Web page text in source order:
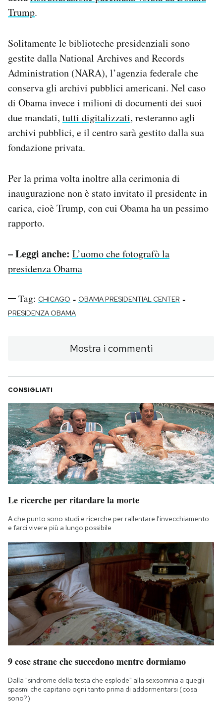
Trump.
Solitamente le biblioteche presidenziali sono
gestite dalla National Archives and Records
Administration (NARA), l’agenzia federale che
conserva gli archivi pubblici americani. Nel caso
di Obama invece i milioni di documenti dei suoi
due mandati, tutti digitalizzati, resteranno agli
archivi pubblici, e il centro sarà gestito dalla sua
fondazione privata.
Per la prima volta inoltre alla cerimonia di
inaugurazione non è stato invitato il presidente in
carica, cioè Trump, con cui Obama ha un pessimo
rapporto.
– Leggi anche: L’uomo che fotografò la
presidenza Obama
Tag: CHICAGO - OBAMA PRESIDENTIAL CENTER -
PRESIDENZA OBAMA
Mostra i commenti
CONSIGLIATI
Le ricerche per ritardare la morte
A che punto sono studi e ricerche per rallentare l'invecchiamento
e farci vivere più a lungo possibile
9 cose strane che succedono mentre dormiamo
Dalla "sindrome della testa che esplode" alla sexsomnia a quegli
spasmi che capitano ogni tanto prima di addormentarsi (cosa
sono?)